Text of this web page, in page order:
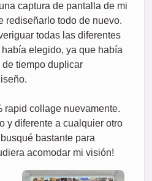
captura de pantalla de mi
rediseñarlo todo de nuevo.
todas las diferentes
elegido, ya que había
tiempo duplicar
rapid collage nuevamente.
y diferente a cualquier otro
bastante para
acomodar mi visión!